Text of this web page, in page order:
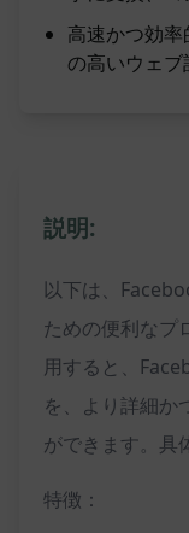
高速かつ効
の高いウェ
説明:
以下は、
ための便利なプ
用すると、
を、より詳細か
ができます。具
特徴：